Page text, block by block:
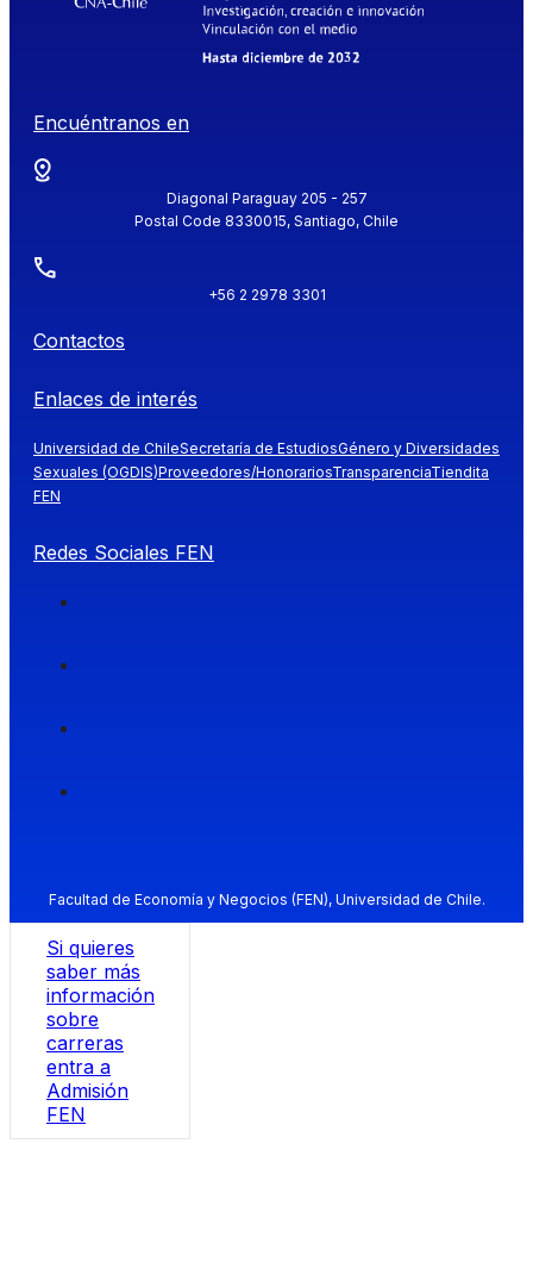
Encuéntranos en
Diagonal Paraguay 205 - 257
Postal Code 8330015, Santiago, Chile
+56 2 2978 3301
Contactos
Enlaces de interés
Universidad de ChileSecretaría de EstudiosGénero y Diversidades
Sexuales (OGDIS)Proveedores/HonorariosTransparenciaTiendita
FEN
Redes Sociales FEN
Facultad de Economía y Negocios (FEN), Universidad de Chile.
Si quieres
saber más
información
sobre
carreras
entra a
Admisión
FEN